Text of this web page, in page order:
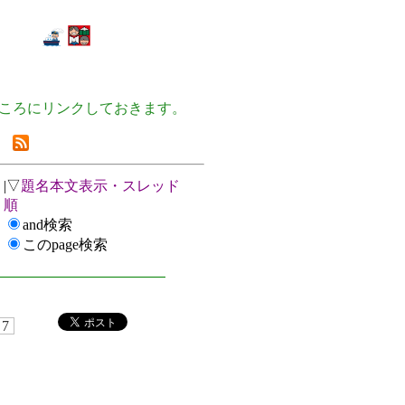
にリンクしておきます。
|▽題名本文表示・スレッド
順
and検索
このpage検索